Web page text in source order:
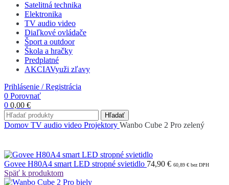
Satelitná technika
Elektronika
TV audio video
Diaľkové ovládače
Šport a outdoor
Škola a hračky
Predplatné
AKCIAVyuži zľavy
Prihlásenie / Registrácia
0 Porovnať
0 0,00 €
Hľadať
Domov TV audio video Projektory Wanbo Cube 2 Pro zelený
Govee H80A4 smart LED stropné svietidlo 74,90 € 60,89 € bez DPH
Späť k produktom